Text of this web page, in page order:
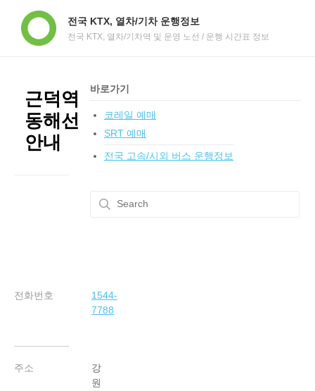
전국 KTX, 열차/기차 운행정보
전국 KTX, 열차/기차역 및 운영 노선 / 운행 시간표 정보
근덕역
동해선
안내
전화번호
1544-
7788
주소
강
원
바로가기
코레일 예매
SRT 예매
전국 고속/시외 버스 운행정보